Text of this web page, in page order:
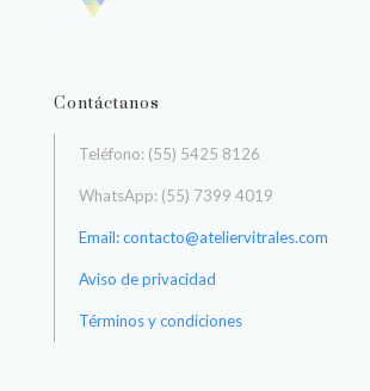
Contáctanos
Teléfono: (55) 5425 8126
WhatsApp: (55) 7399 4019
Email: contacto@ateliervitrales.com
Aviso de privacidad
Términos y condiciones